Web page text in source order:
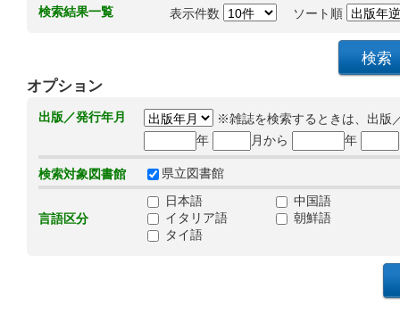
検索結果一覧 表示件数 ソート順
オプション
出版／発行年月
※雑誌を検索するときは、出版
年
月から 年
検索対象図書館 県立図書館
言語区分
日本語
中国語
イタリア語
朝鮮語
タイ語